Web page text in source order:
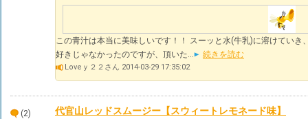
この青汁は本当に美味しいです！！ スーッと水(牛乳)に溶けていき
好きじゃなかったのですが、頂いた...
続きを読む
Loveｙ２２さん 2014-03-29 17:35:02
(2) 代官山レッドスムージー【スウィートレモネード味】